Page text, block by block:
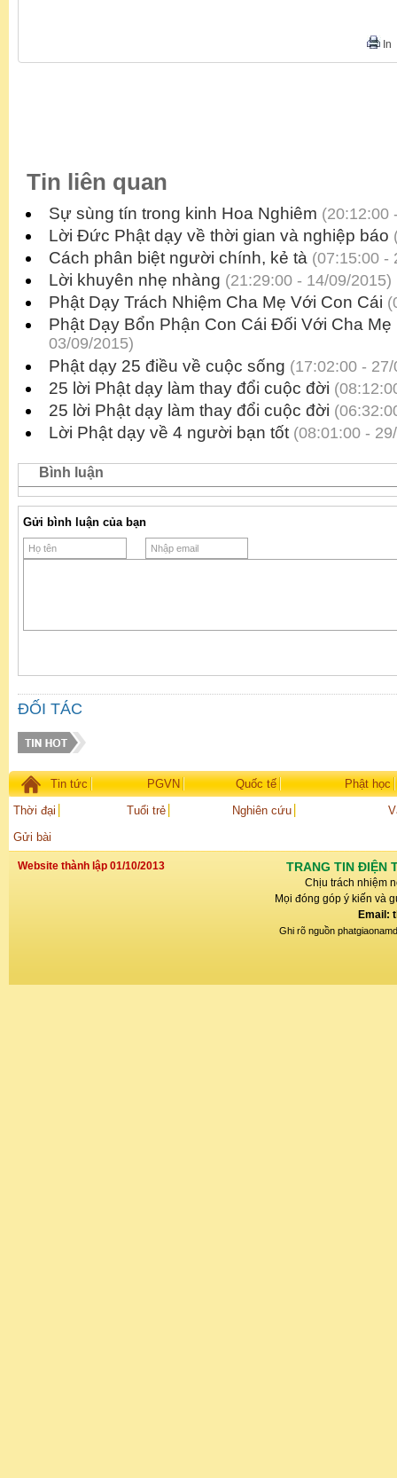
In
Tin liên quan
Sự sùng tín trong kinh Hoa Nghiêm (20:12:00
Lời Đức Phật dạy về thời gian và nghiệp báo
Cách phân biệt người chính, kẻ tà (07:15:00 -
Lời khuyên nhẹ nhàng (21:29:00 - 14/09/2015)
Phật Dạy Trách Nhiệm Cha Mẹ Với Con Cái
Phật Dạy Bổn Phận Con Cái Đối Với Cha Mẹ
03/09/2015)
Phật dạy 25 điều về cuộc sống (17:02:00 -
25 lời Phật dạy làm thay đổi cuộc đời
25 lời Phật dạy làm thay đổi cuộc đời
Lời Phật dạy về 4 người bạn tốt (08:01:00 -
Bình luận
Gửi bình luận của bạn
ĐỐI TÁC
Tin tức PGVN Quốc tế
Phật học
Thời đại
Tuổi trẻ Nghiên cứu
Gửi bài
Website thành lập 01/10/2013 TRANG TIN ĐIỆN
Chịu trách nhiệm
Mọi đóng góp ý kiến và
Email:
Ghi rõ nguồn